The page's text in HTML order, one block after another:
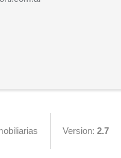
Version: 2.7